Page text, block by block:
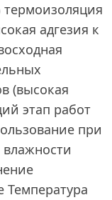
термоизоляция
адгезия к
(высокая
этап работ
при
Температура